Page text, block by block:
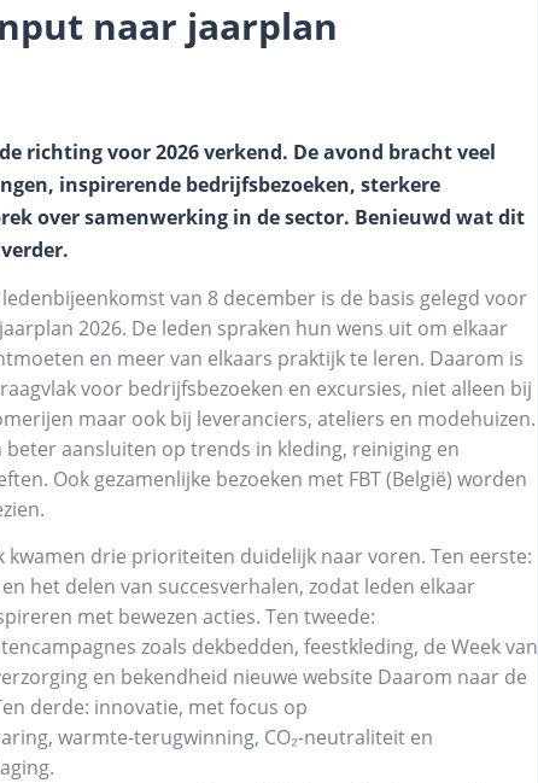
naar jaarplan
richting voor 2026 verkend. De avond bracht veel
inspirerende bedrijfsbezoeken, sterkere
over samenwerking in de sector. Benieuwd wat dit
van 8 december is de basis gelegd voor
2026. De leden spraken hun wens uit om elkaar
en meer van elkaars praktijk te leren. Daarom is
voor bedrijfsbezoeken en excursies, niet alleen bij
maar ook bij leveranciers, ateliers en modehuizen.
beter aansluiten op trends in kleding, reiniging en
Ook gezamenlijke bezoeken met FBT (België) worden
kwamen drie prioriteiten duidelijk naar voren. Ten eerste:
het delen van succesverhalen, zodat leden elkaar
met bewezen acties. Ten tweede:
zoals dekbedden, feestkleding, de Week van
en bekendheid nieuwe website Daarom naar de
derde: innovatie, met focus op
warmte-terugwinning, CO₂-neutraliteit en